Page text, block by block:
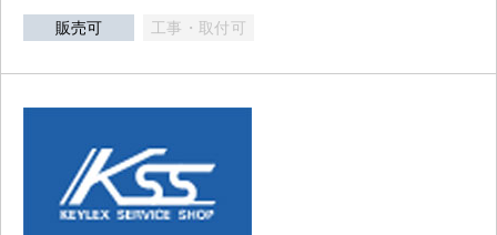
販売可 工事・取付可